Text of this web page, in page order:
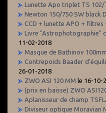
Lunette Apo triplet TS 102/
Newton 150/750 SW black
CCD + lunette APO +
Livre "Astrophotographie"
11-02-2018
Masque de Bathinov 100mm
Contrepoids Baader
26-01-2018
ZWO ASI 120 MM le 16-10-
(prix en baisse) ZWO
Aplanisseur de champ
Diviseur optique Moravian